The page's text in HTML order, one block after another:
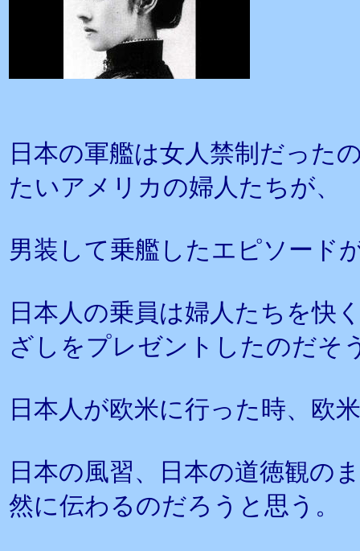
日本の軍艦は女人禁制だった
たいアメリカの婦人たちが、
男装して乗艦したエピソード
日本人の乗員は婦人たちを
ざしをプレゼントしたのだそ
日本人が欧米に行った時、欧
日本の風習、日本の道徳観の
然に伝わるのだろうと思う。